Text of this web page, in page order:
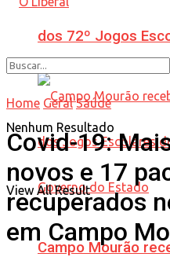
dos 72º Jogos
Campo Mourão
Nenhum Resultado
View All Result
Home Geral Saúde
Covid-19:
novos e 17
recuperados
em Campo